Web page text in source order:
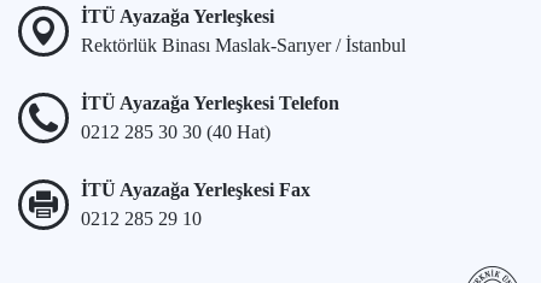
İTÜ Ayazağa Yerleşkesi
Rektörlük Binası Maslak-Sarıyer / İstanbul
İTÜ Ayazağa Yerleşkesi Telefon
0212 285 30 30 (40 Hat)
İTÜ Ayazağa Yerleşkesi Fax
0212 285 29 10